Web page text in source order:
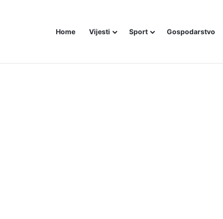
Home Vijesti Sport Gospodarstvo